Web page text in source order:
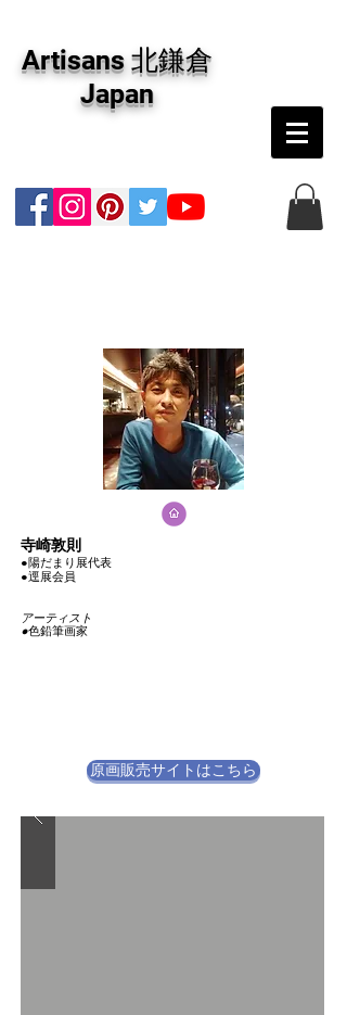
版画・切り絵など、コンテンポラリー並びにフ
ァインアートのオンライン販売をしています。
日本国内の抽象画・具象画の画家に加え、海外
のアーティストの作品もお取り寄せ頂けます。
インテリアとして、大切な方へのギフトとし
Artisans 北鎌倉
Japan
寺崎敦則
●陽だまり展代表
​●逕展会員
アーティスト
●色鉛筆画家
原画販売サイトはこちら